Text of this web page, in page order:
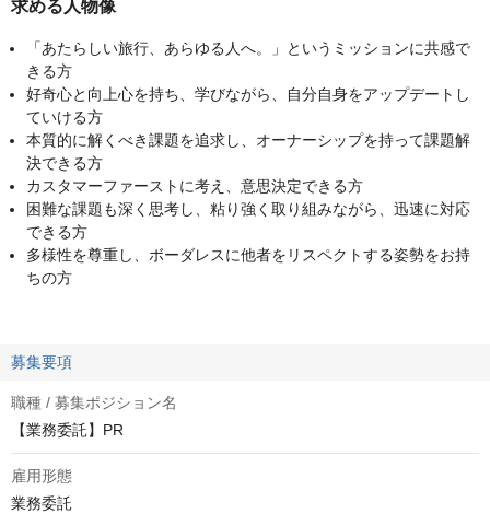
求める人物像
「あたらしい旅行、あらゆる人へ。」というミッションに共感で
きる方
好奇心と向上心を持ち、学びながら、自分自身をアップデートし
ていける方
本質的に解くべき課題を追求し、オーナーシップを持って課題解
決できる方
カスタマーファーストに考え、意思決定できる方
困難な課題も深く思考し、粘り強く取り組みながら、迅速に対応
できる方
多様性を尊重し、ボーダレスに他者をリスペクトする姿勢をお持
ちの方
募集要項
職種 / 募集ポジション名
【業務委託】PR
雇用形態
業務委託